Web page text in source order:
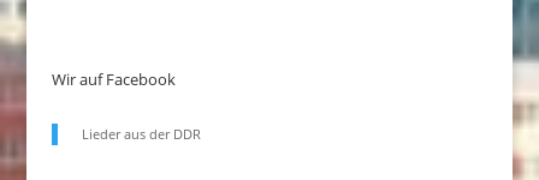
Wir auf Facebook
Lieder aus der DDR